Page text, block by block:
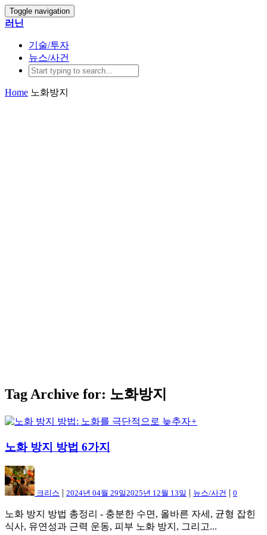
Toggle navigation
러닌
기술/투자
뉴스/사건
Home 노화방지
Tag Archive for: 노화방지
+
노화 방지 방법 6가지
크리스 | 2024년 04월 29일2025년 12월 13일 | 뉴스/사건 | 0
노화 방지 방법 총정리 - 충분한 수면, 올바른 자세, 균형 잡힌
식사, 유연성과 근력 운동, 피부 노화 방지, 그리고...